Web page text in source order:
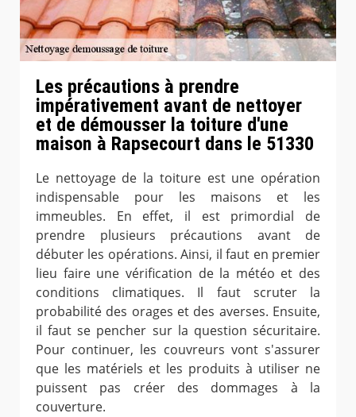
Les précautions à prendre
impérativement avant de nettoyer
et de démousser la toiture d'une
maison à Rapsecourt dans le 51330
Le nettoyage de la toiture est une opération
indispensable pour les maisons et les
immeubles. En effet, il est primordial de
prendre plusieurs précautions avant de
débuter les opérations. Ainsi, il faut en premier
lieu faire une vérification de la météo et des
conditions climatiques. Il faut scruter la
probabilité des orages et des averses. Ensuite,
il faut se pencher sur la question sécuritaire.
Pour continuer, les couvreurs vont s'assurer
que les matériels et les produits à utiliser ne
puissent pas créer des dommages à la
couverture.